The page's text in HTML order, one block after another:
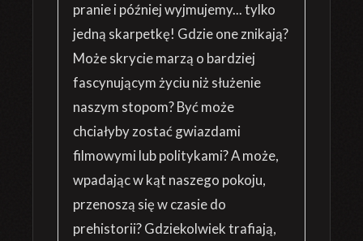
pranie i później wyjmujemy... tylko
jedną skarpetkę! Gdzie one znikają?
Może skrycie marzą o bardziej
fascynującym życiu niż służenie
naszym stopom? Być może
chciałyby zostać gwiazdami
filmowymi lub politykami? A może,
wpadając w kąt naszego pokoju,
przenoszą się w czasie do
prehistorii? Gdziekolwiek trafiają,